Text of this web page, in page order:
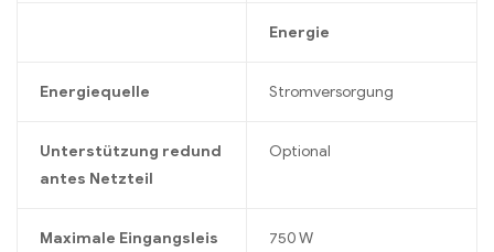
Energie
Energiequelle Stromversorgung
Unterstützung redund
antes Netzteil
Optional
Maximale Eingangsleis
750 W